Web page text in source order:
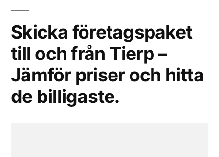
Skicka företagspaket
till och från Tierp –
Jämför priser och hitta
de billigaste.